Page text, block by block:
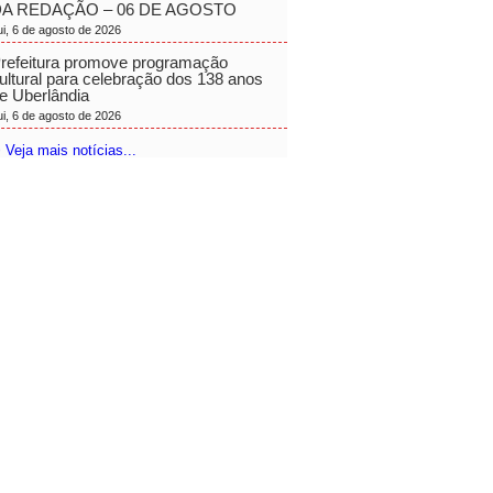
REDAÇÃO – 06 DE AGOSTO
6 de agosto de 2026
promove programação
para celebração dos 138 anos
Uberlândia
6 de agosto de 2026
Veja mais notícias...